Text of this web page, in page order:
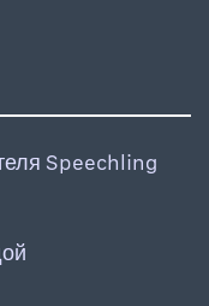
Speechling